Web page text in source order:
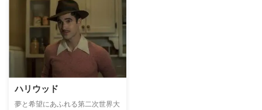
ハリウッド
夢と希望にあふれる第二次世界大